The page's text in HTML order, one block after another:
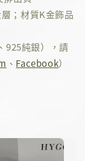
；材質K金飾品
925純銀），請
、 Facebook）